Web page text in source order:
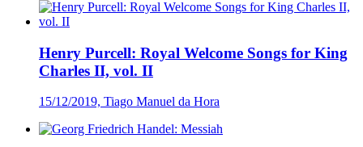
Henry Purcell: Royal Welcome Songs for King
Charles II, vol. II
15/12/2019, Tiago Manuel da Hora